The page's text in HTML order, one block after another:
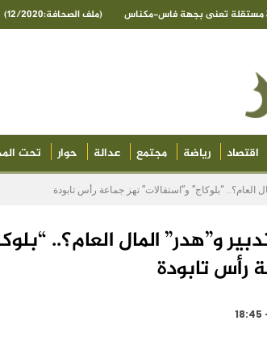
مستقلة تعنى بجهة فاس-مكناس (ملف الصحافة:12/2020)
اقتصاد رياضة مجتمع عدالة حوار تحت
العام؟.. “بلوكاج” و”استقالات” تهز جماعة رأس تابودة
و”هدر” المال العام؟..
رأس تابودة